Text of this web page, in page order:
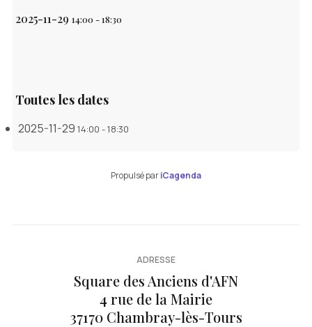
2025-11-29 14:00-18:30
Toutes les dates
2025-11-29 14:00 - 18:30
Propulsé pariCagenda
ADRESSE
Square des Anciens d'AFN
4 rue de la Mairie
37170 Chambray-lès-Tours